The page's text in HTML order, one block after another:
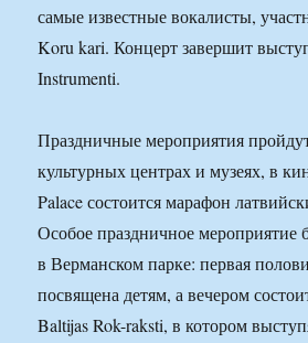
самые известные вокалисты,
Koru kari. Концерт завершит
Instrumenti.
Праздничные мероприятия
культурных центрах и музеях, в
Palace состоится марафон
Особое праздничное мероприятие
в Верманском парке: первая
посвящена детям, а вечером
Baltijas Rok-raksti, в котором